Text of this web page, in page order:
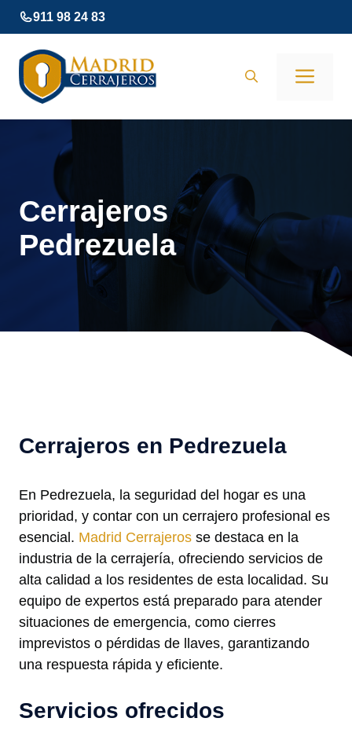
Saltar
al
contenido
911 98 24 83
Cerrajeros
Pedrezuela
Cerrajeros en Pedrezuela
En Pedrezuela, la seguridad del hogar es una
prioridad, y contar con un cerrajero profesional es
esencial. Madrid Cerrajeros se destaca en la
industria de la cerrajería, ofreciendo servicios de
alta calidad a los residentes de esta localidad. Su
equipo de expertos está preparado para atender
situaciones de emergencia, como cierres
imprevistos o pérdidas de llaves, garantizando
una respuesta rápida y eficiente.
Servicios ofrecidos